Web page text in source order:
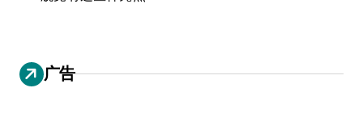
广告